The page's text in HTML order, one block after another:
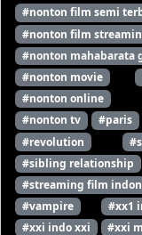
#nonton film semi
#nonton film
#nonton mahabarata
#nonton movie
#nonton online
#nonton tv
#paris
#revolution
#sibling relationship
#streaming film
#vampire
#xx1
#xxi indo xxi
#xxi